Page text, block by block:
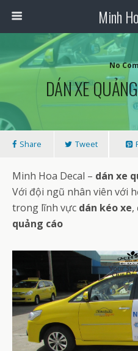
Minh
No
DÁN XE
Share Tweet
Minh Hoa Decal – dán xe
Với đội ngũ nhân viên với
trong lĩnh vực dán kéo xe,
quảng cáo